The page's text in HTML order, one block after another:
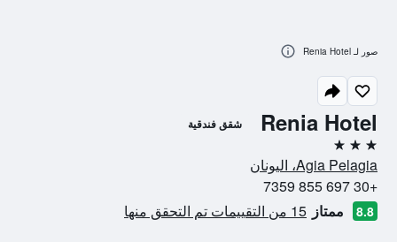
Renia Hotel شقق فندقية
3 نجوم
Agia Pelagia، اليونان
+30 697 855 7359
8.8 ممتاز 15 من التقييمات تم التحقق منها
صور لـ Renia Hotel